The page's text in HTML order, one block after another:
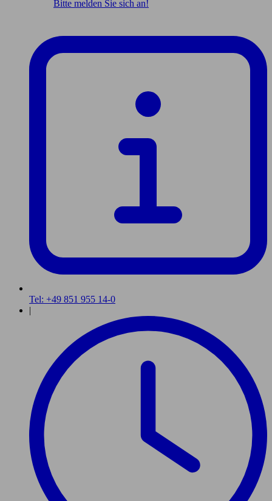
Bitte melden Sie sich an!
Tel: +49 851 955 14-0
|